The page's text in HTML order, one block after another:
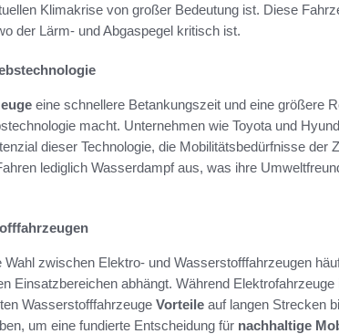
Klimakrise von großer Bedeutung ist. Diese
der Lärm- und Abgaspegel kritisch ist.
eine schnellere Betankungszeit und eine größere
macht. Unternehmen wie Toyota und
dieser Technologie, die Mobilitätsbedürfnisse der
lediglich Wasserdampf aus, was ihre
Wahl zwischen Elektro- und Wasserstofffahrzeugen
Einsatzbereichen abhängt. Während
Wasserstofffahrzeuge Vorteile auf langen Strecken
um eine fundierte Entscheidung für nachhaltige